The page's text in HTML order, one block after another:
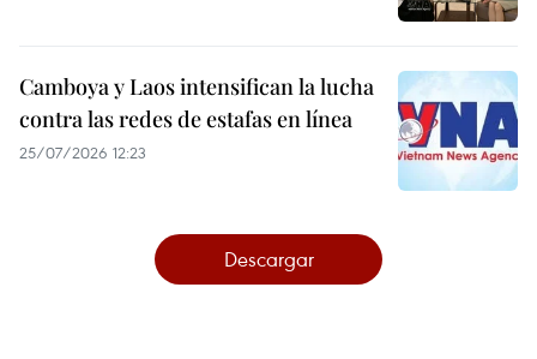
Camboya y Laos intensifican la lucha
contra las redes de estafas en línea
25/07/2026 12:23
Descargar